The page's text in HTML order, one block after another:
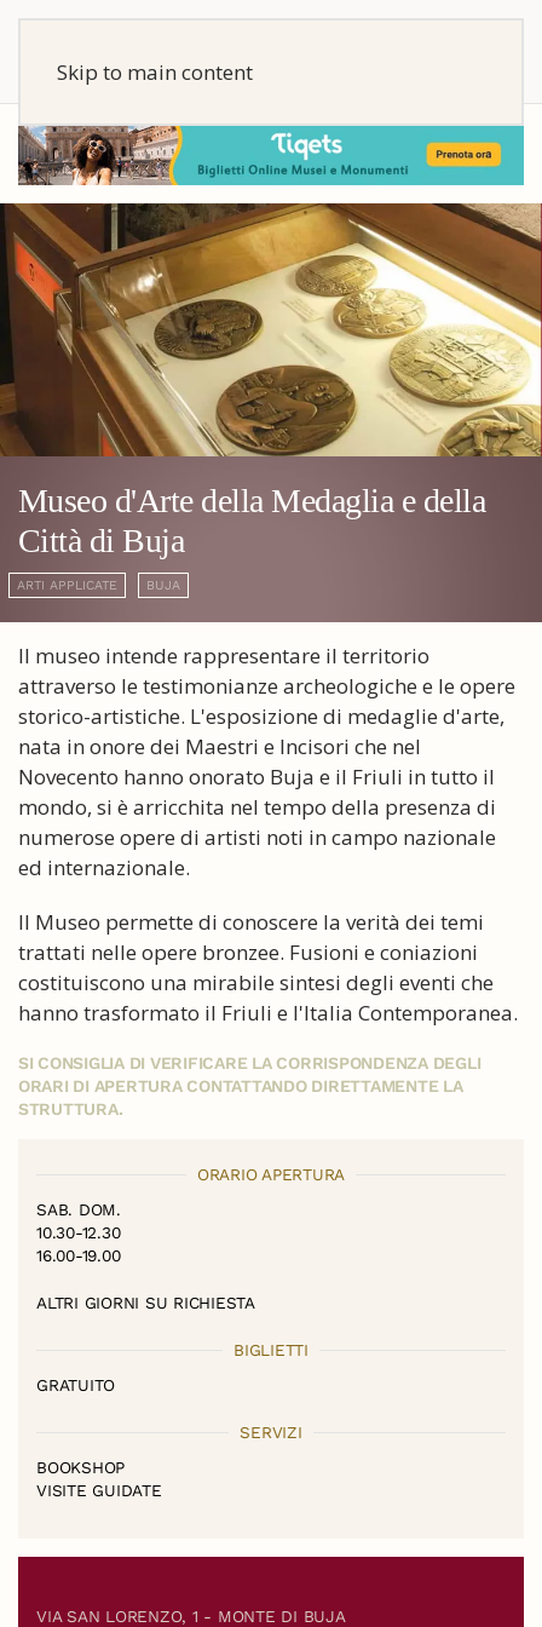
Skip to main content
Museo d'Arte della Medaglia e della
Città di Buja
ARTI APPLICATE BUJA
Il museo intende rappresentare il territorio
attraverso le testimonianze archeologiche e le opere
storico-artistiche. L'esposizione di medaglie d'arte,
nata in onore dei Maestri e Incisori che nel
Novecento hanno onorato Buja e il Friuli in tutto il
mondo, si è arricchita nel tempo della presenza di
numerose opere di artisti noti in campo nazionale
ed internazionale.
Il Museo permette di conoscere la verità dei temi
trattati nelle opere bronzee. Fusioni e coniazioni
costituiscono una mirabile sintesi degli eventi che
hanno trasformato il Friuli e l'Italia Contemporanea.
SI CONSIGLIA DI VERIFICARE LA CORRISPONDENZA DEGLI
ORARI DI APERTURA CONTATTANDO DIRETTAMENTE LA
STRUTTURA.
ORARIO APERTURA
SAB. DOM.
10.30-12.30
16.00-19.00
ALTRI GIORNI SU RICHIESTA
BIGLIETTI
GRATUITO
SERVIZI
BOOKSHOP
VISITE GUIDATE
VIA SAN LORENZO, 1 - MONTE DI BUJA